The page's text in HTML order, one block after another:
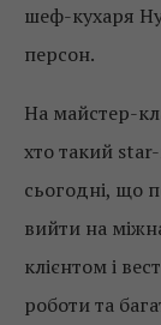
шеф-кухаря
персон.
На майстер-
хто такий
сьогодні, що
вийти на
клієнтом і
роботи та